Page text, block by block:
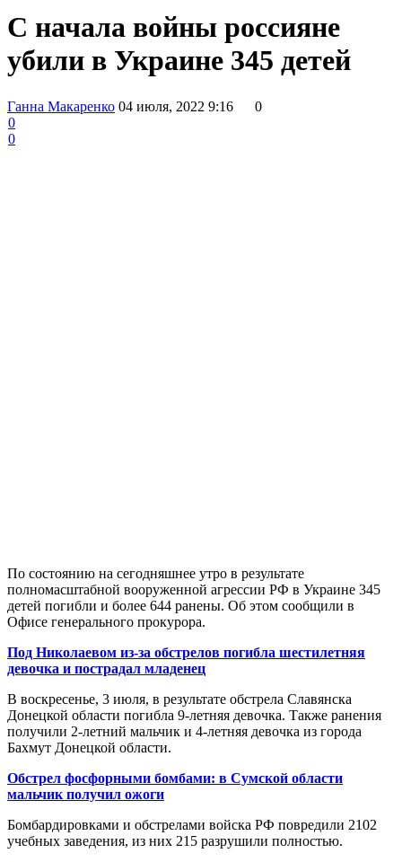
С начала войны россияне
убили в Украине 345 детей
Ганна Макаренко 04 июля, 2022 9:16
0
0
0
По состоянию на сегодняшнее утро в результате
полномасштабной вооруженной агрессии РФ в Украине 345
детей погибли и более 644 ранены. Об этом сообщили в
Офисе генерального прокурора.
Под Николаевом из-за обстрелов погибла шестилетняя
девочка и пострадал младенец
В воскресенье, 3 июля, в результате обстрела Славянска
Донецкой области погибла 9-летняя девочка. Также ранения
получили 2-летний мальчик и 4-летняя девочка из города
Бахмут Донецкой области.
Обстрел фосфорными бомбами: в Сумской области
мальчик получил ожоги
Бомбардировками и обстрелами войска РФ повредили 2102
учебных заведения, из них 215 разрушили полностью.